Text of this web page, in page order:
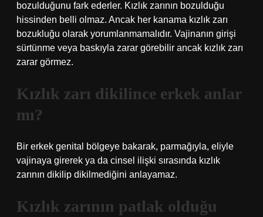
bozulduğunu fark ederler. Kızlık zarının bozulduğu
hissinden belli olmaz. Ancak her kanama kızlık zarı
bozukluğu olarak yorumlanmamalıdır. Vajinanın girişi
sürtünme veya baskıyla zarar görebilir ancak kızlık zarı
zarar görmez.
Kızlık zarı dikilince erkek anlar
mı?
Bir erkek genital bölgeye bakarak, parmağıyla, eliyle
vajinaya girerek ya da cinsel ilişki sırasında kızlık
zarının dikilip dikilmediğini anlayamaz.
Kızlık zarının patlak olduğu